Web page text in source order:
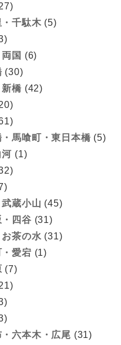
・千駄木 (5)
国 (6)
(30)
橋 (42)
馬喰町・東日本橋 (5)
河 (1)
武蔵小山 (45)
四谷 (31)
茶の水 (31)
愛宕 (1)
(7)
六本木・広尾 (31)